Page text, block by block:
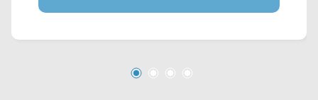
churrasqueira e fogão a lenha; - Toda
aceita financiamento. Aceita Permuta por carro.
vendas e agende a sua visita!! Telefone e